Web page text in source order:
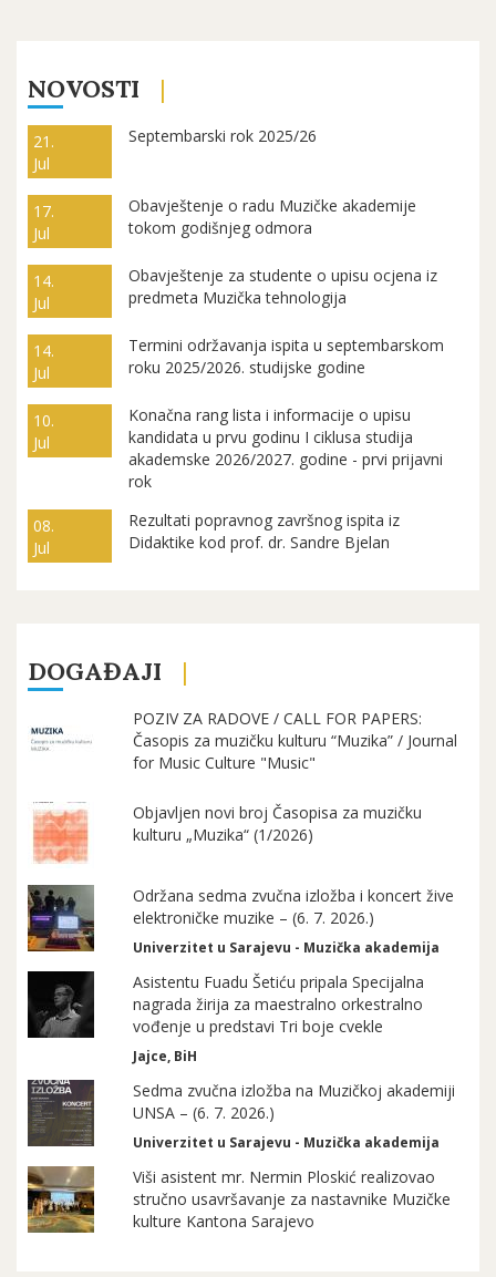
NOVOSTI
21.
Jul
Septembarski rok 2025/26
17.
Jul
Obavještenje o radu Muzičke akademije
tokom godišnjeg odmora
14.
Jul
Obavještenje za studente o upisu ocjena iz
predmeta Muzička tehnologija
14.
Jul
Termini održavanja ispita u septembarskom
roku 2025/2026. studijske godine
10.
Jul
Konačna rang lista i informacije o upisu
kandidata u prvu godinu I ciklusa studija
akademske 2026/2027. godine - prvi prijavni
rok
08.
Jul
Rezultati popravnog završnog ispita iz
Didaktike kod prof. dr. Sandre Bjelan
DOGAĐAJI
POZIV ZA RADOVE / CALL FOR PAPERS:
Časopis za muzičku kulturu “Muzika” / Journal
for Music Culture "Music"
Objavljen novi broj Časopisa za muzičku
kulturu „Muzika“ (1/2026)
Održana sedma zvučna izložba i koncert žive
elektroničke muzike – (6. 7. 2026.)
Univerzitet u Sarajevu - Muzička akademija
Asistentu Fuadu Šetiću pripala Specijalna
nagrada žirija za maestralno orkestralno
vođenje u predstavi Tri boje cvekle
Jajce, BiH
Sedma zvučna izložba na Muzičkoj akademiji
UNSA – (6. 7. 2026.)
Univerzitet u Sarajevu - Muzička akademija
Viši asistent mr. Nermin Ploskić realizovao
stručno usavršavanje za nastavnike Muzičke
kulture Kantona Sarajevo